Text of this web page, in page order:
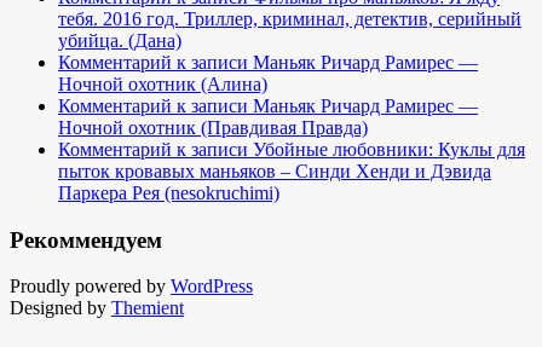
тебя. 2016 год. Триллер, криминал, детектив, серийный
убийца. (Дана)
Комментарий к записи Маньяк Ричард Рамирес —
Ночной охотник (Алина)
Комментарий к записи Маньяк Ричард Рамирес —
Ночной охотник (Правдивая Правда)
Комментарий к записи Убойные любовники: Куклы для
пыток кровавых маньяков – Синди Хенди и Дэвида
Паркера Рея (nesokruchimi)
Рекоммендуем
Proudly powered by WordPress
Designed by Themient